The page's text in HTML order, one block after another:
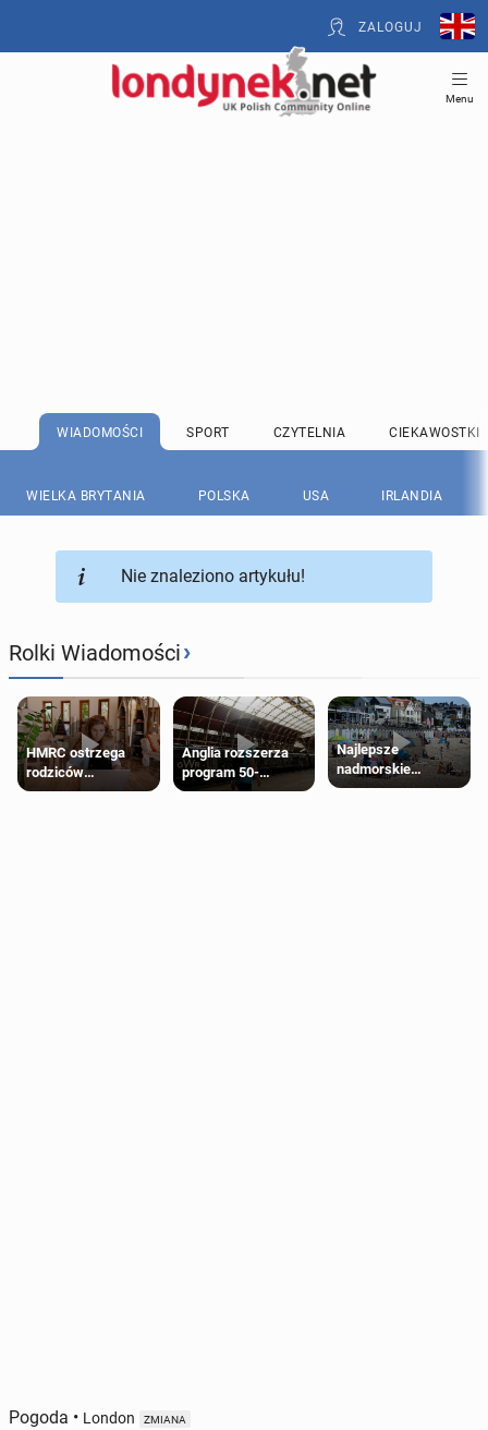
ZALOGUJ
Menu
WIADOMOŚCI SPORT CZYTELNIA CIEKAWOSTKI
WIELKA BRYTANIA POLSKA USA IRLANDIA
Nie znaleziono artykułu!
Rolki Wiadomości›
HMRC ostrzega
rodziców
pobierających Child
Anglia rozszerza
program 50-
procentowych
Najlepsze
nadmorskie
miasteczko blisko
Pogoda • London ZMIANA